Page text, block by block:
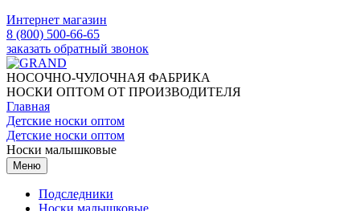
Интернет магазин
8 (800) 500-66-65
заказать обратный звонок
НОСОЧНО-ЧУЛОЧНАЯ ФАБРИКА
НОСКИ ОПТОМ ОТ ПРОИЗВОДИТЕЛЯ
Главная
Детские носки оптом
Детские носки оптом
Носки малышковые
Меню
Подследники
Носки малышковые